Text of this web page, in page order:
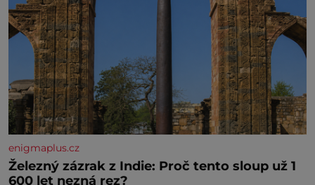
enigmaplus.cz
Železný zázrak z Indie: Proč tento sloup už 1
600 let nezná rez?